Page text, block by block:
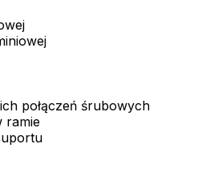
połączeń śrubowych
ramie